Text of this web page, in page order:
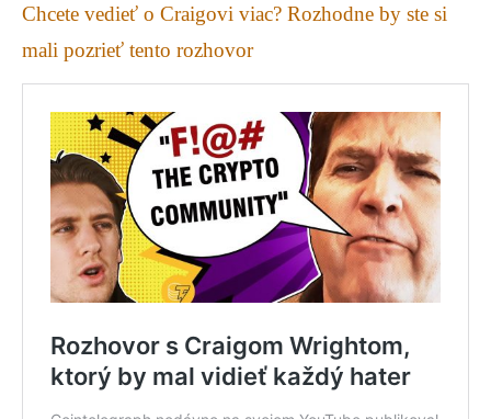
Chcete vedieť o Craigovi viac? Rozhodne by ste si
mali pozrieť tento rozhovor